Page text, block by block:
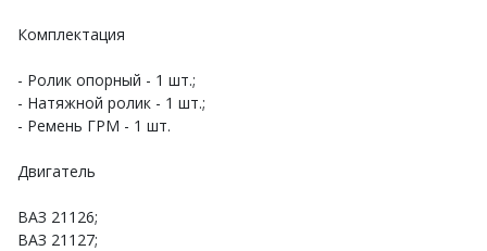
Комплектация
- Ролик опорный - 1 шт.;
- Натяжной ролик - 1 шт.;
- Ремень ГРМ - 1 шт.
Двигатель
ВАЗ 21126;
ВАЗ 21127;